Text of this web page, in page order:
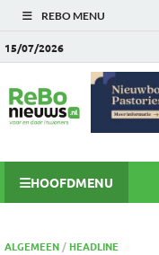
REBO MENU
15/07/2026
HOOFDMENU
ALGEMEEN/ HEADLINE